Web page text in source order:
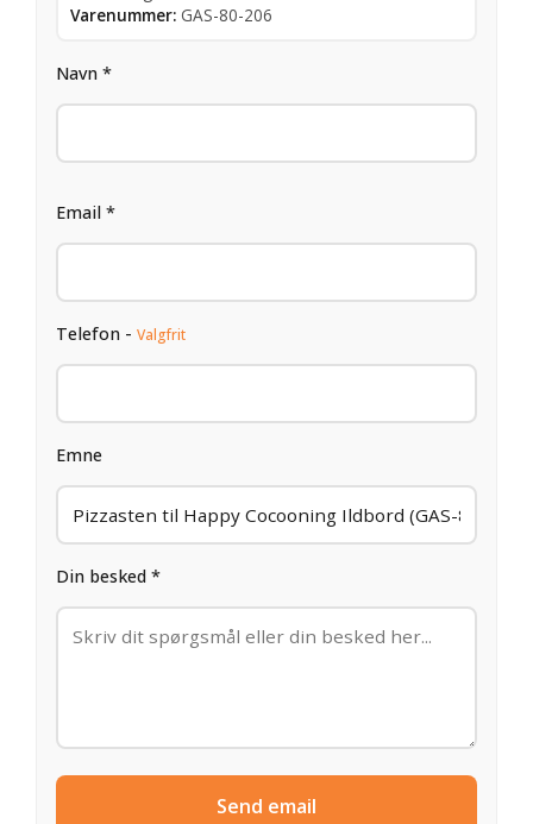
Varenummer: GAS-80-206
Navn *
Email *
Telefon - Valgfrit
Emne
Din besked *
Send email